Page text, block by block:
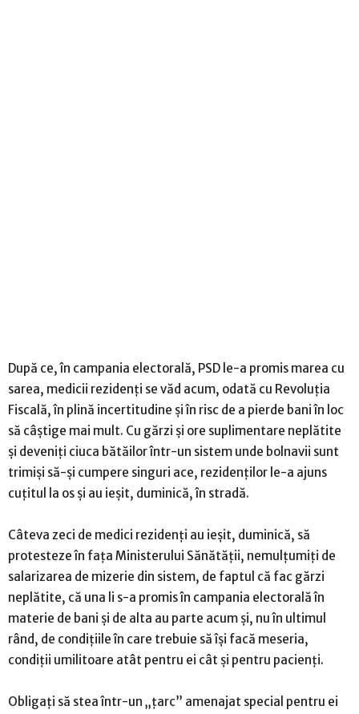
După ce, în campania electorală, PSD le-a promis marea cu
sarea, medicii rezidenţi se văd acum, odată cu Revoluţia
Fiscală, în plină incertitudine şi în risc de a pierde bani în loc
să câştige mai mult. Cu gărzi şi ore suplimentare neplătite
şi deveniţi ciuca bătăilor într-un sistem unde bolnavii sunt
trimişi să-şi cumpere singuri ace, rezidenţilor le-a ajuns
cuţitul la os şi au ieşit, duminică, în stradă.
Câteva zeci de medici rezidenţi au ieşit, duminică, să
protesteze în faţa Ministerului Sănătăţii, nemulţumiţi de
salarizarea de mizerie din sistem, de faptul că fac gărzi
neplătite, că una li s-a promis în campania electorală în
materie de bani şi de alta au parte acum şi, nu în ultimul
rând, de condiţiile în care trebuie să îşi facă meseria,
condiţii umilitoare atât pentru ei cât şi pentru pacienţi.
Obligaţi să stea într-un „ţarc” amenajat special pentru ei